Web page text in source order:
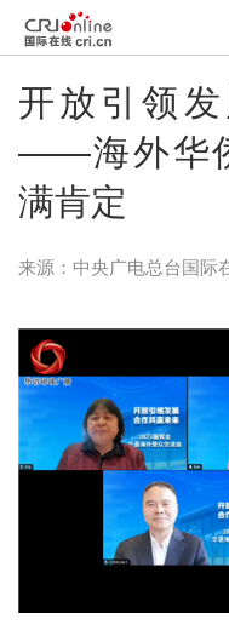
开放引领
——海外华
满肯定
来源：中央广电总台国际